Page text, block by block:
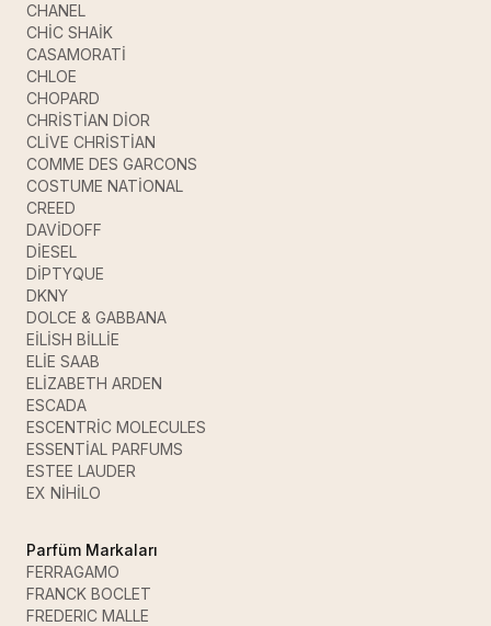
CHANEL
CHİC SHAİK
CASAMORATİ
CHLOE
CHOPARD
CHRİSTİAN DİOR
CLİVE CHRİSTİAN
COMME DES GARCONS
COSTUME NATİONAL
CREED
DAVİDOFF
DİESEL
DİPTYQUE
DKNY
DOLCE & GABBANA
EİLİSH BİLLİE
ELİE SAAB
ELİZABETH ARDEN
ESCADA
ESCENTRİC MOLECULES
ESSENTİAL PARFUMS
ESTEE LAUDER
EX NİHİLO
Parfüm Markaları
FERRAGAMO
FRANCK BOCLET
FREDERIC MALLE